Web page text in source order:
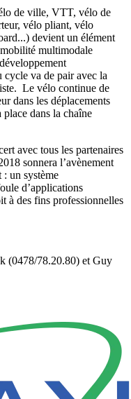
de ville, VTT, vélo de
vélo pliant, vélo
devient un élément
multimodale
cycle va de pair avec la
Le vélo continue de
dans les déplacements
dans la chaîne
avec tous les partenaires
sonnera l’avènement
: un système
d’applications
à des fins professionnelles
(0478/78.20.80) et Guy